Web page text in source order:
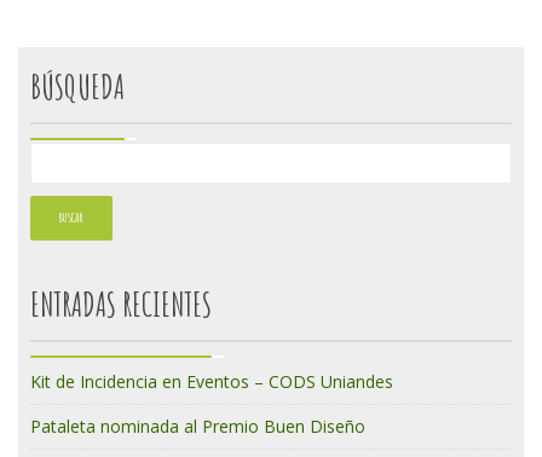
BÚSQUEDA
ENTRADAS RECIENTES
Kit de Incidencia en Eventos – CODS Uniandes
Pataleta nominada al Premio Buen Diseño